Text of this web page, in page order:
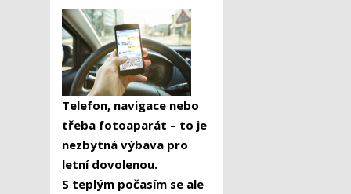
Telefon, navigace nebo
třeba fotoaparát – to je
nezbytná výbava pro
letní dovolenou.
S teplým počasím se ale